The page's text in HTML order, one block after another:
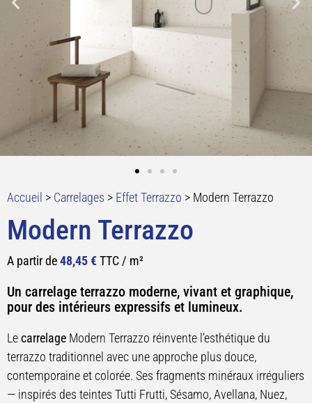
Accueil > Carrelages > Effet Terrazzo > Modern Terrazzo
Modern Terrazzo
A partir de48,45€TTC / m²
Un carrelage terrazzo moderne, vivant et graphique,
pour des intérieurs expressifs et lumineux.
Lecarrelage Modern Terrazzo réinvente l’esthétique du
terrazzo traditionnel avec une approche plus douce,
contemporaine et colorée. Ses fragments minéraux irréguliers
— inspirés des teintes Tutti Frutti, Sésamo, Avellana, Nuez,